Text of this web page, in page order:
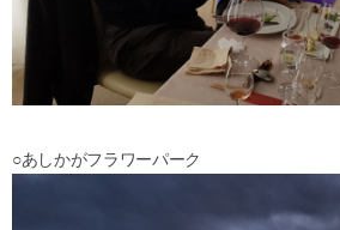
○あしかがフラワーパーク